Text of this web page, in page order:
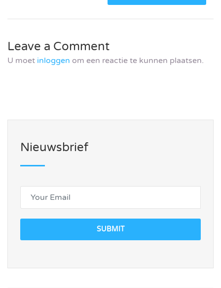
Leave a Comment
U moet inloggen om een reactie te kunnen plaatsen.
Nieuwsbrief
SUBMIT